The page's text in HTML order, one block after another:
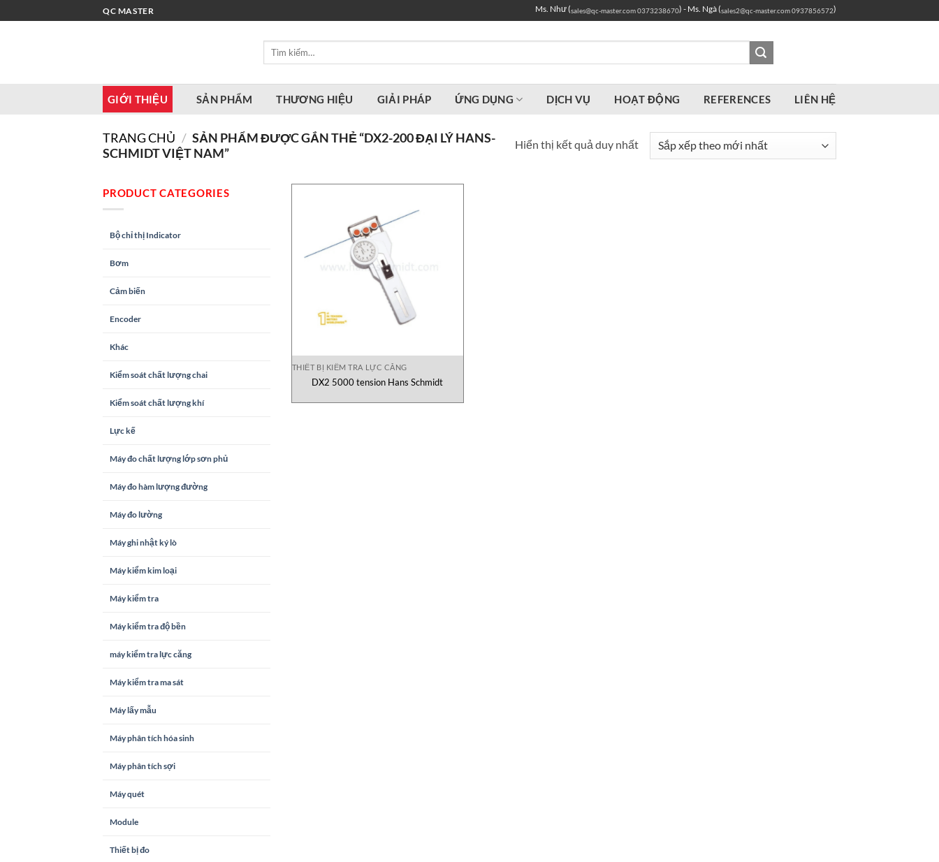
qua
QC MASTER Ms. Như (sales@qc-master.com0373238670) - Ms. Ngà (sales2@qc-master.com0937856572)
Tìm
GIỚI THIỆU SẢN PHẨM THƯƠNG HIỆU GIẢI PHÁP ỨNG DỤNG DỊCH VỤ HOẠT ĐỘNG REFERENCES LIÊN HỆ
TRANG CHỦ / SẢN PHẨM ĐƯỢC GẮN THẺ “DX2-200 ĐẠI LÝ HANS-
SCHMIDT VIỆT NAM”
Hiển thị kết quả duy nhất
PRODUCT CATEGORIES
Bộ chỉ thị Indicator
Bơm
Cảm biến
Encoder
Khác
Kiểm soát chất lượng chai
Kiểm soát chất lượng khí
Lực kế
Máy đo chất lượng lớp sơn phủ
Máy đo hàm lượng đường
Máy đo lường
Máy ghi nhật ký lò
Máy kiểm kim loại
Máy kiểm tra
Máy kiểm tra độ bền
máy kiểm tra lực căng
Máy kiểm tra ma sát
Máy lấy mẫu
Máy phân tích hóa sinh
Máy phân tích sợi
Máy quét
Module
Thiết bị đo
THIẾT BỊ KIỂM TRA LỰC CĂNG
DX2 5000 tension Hans Schmidt